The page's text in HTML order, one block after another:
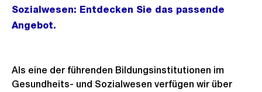
Sozialwesen: Entdecken Sie das passende
Angebot.
Als eine der führenden Bildungsinstitutionen im
Gesundheits- und Sozialwesen verfügen wir über